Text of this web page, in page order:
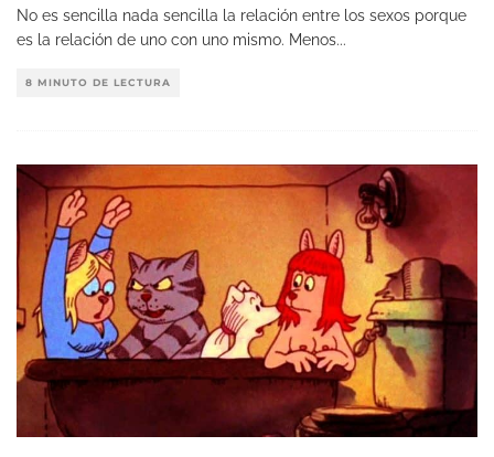
No es sencilla nada sencilla la relación entre los sexos porque
es la relación de uno con uno mismo. Menos...
8 MINUTO DE LECTURA